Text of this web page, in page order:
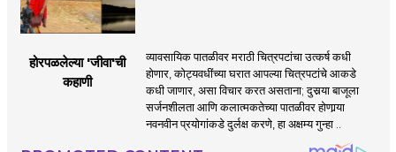
होरपळलेल्या 'जीवा'ची
कहाणी
व्यावसायिक पातळीवर मराठी चित्रपटांचा उत्कर्ष कधी
होणार, कोट्यवधींच्या घरात आपल्या चित्रपटांचे आकडे
कधी जाणार, असा विचार करत असताना; दुसर्‍या बाजूला
सर्जनशीलता आणि कलात्मकतेच्या पातळीवर होणार्‍या
नवनवीन प्रयोगांकडे दुर्लक्ष करणे, हा अक्षम्य गुन्हा ..